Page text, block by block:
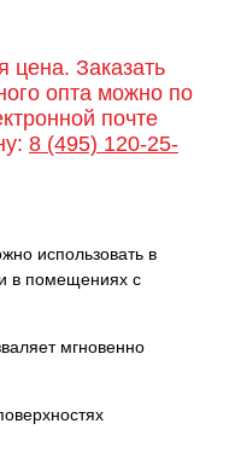
цена. Заказать
опта можно по
почте
8 (495) 120-25-
использовать в
в помещениях с
мгновенно